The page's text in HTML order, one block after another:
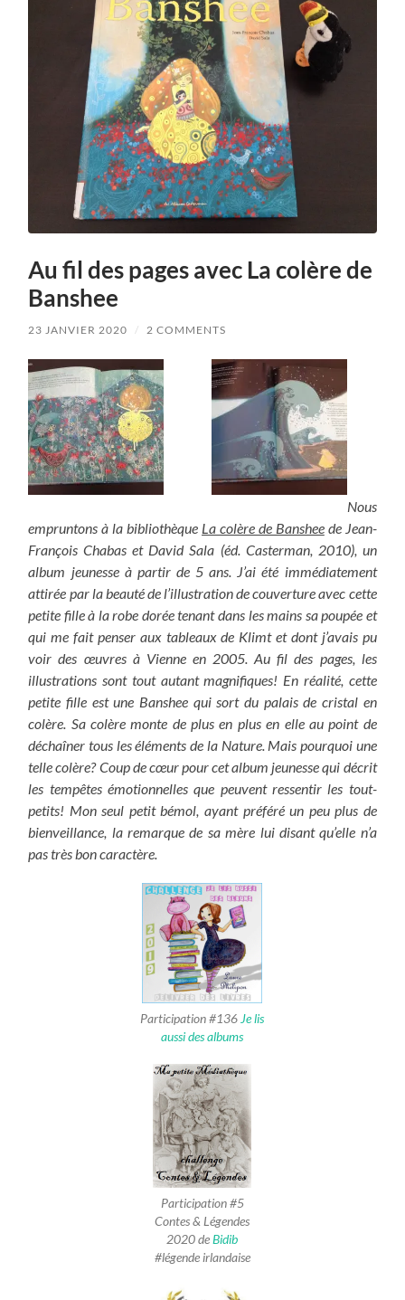
Au fil des pages avec La colère de
Banshee
23 JANVIER 2020 / 2 COMMENTS
Nous
empruntons à la bibliothèque La colère de Bansheede Jean-
François Chabas et David Sala (éd. Casterman, 2010), un
album jeunesse à partir de 5 ans. J’ai été immédiatement
attirée par la beauté de l’illustration de couverture avec cette
petite fille à la robe dorée tenant dans les mains sa poupée et
qui me fait penser aux tableaux de Klimt et dont j’avais pu
voir des œuvres à Vienne en 2005. Au fil des pages, les
illustrations sont tout autant magnifiques! En réalité, cette
petite fille est une Banshee qui sort du palais de cristal en
colère. Sa colère monte de plus en plus en elle au point de
déchaîner tous les éléments de la Nature. Mais pourquoi une
telle colère? Coup de cœur pour cet album jeunesse qui décrit
les tempêtes émotionnelles que peuvent ressentir les tout-
petits! Mon seul petit bémol, ayant préféré un peu plus de
bienveillance, la remarque de sa mère lui disant qu’elle n’a
pas très bon caractère.
Participation #136Je lis
aussi des albums
Participation #5
Contes & Légendes
2020 deBidib
#légende irlandaise